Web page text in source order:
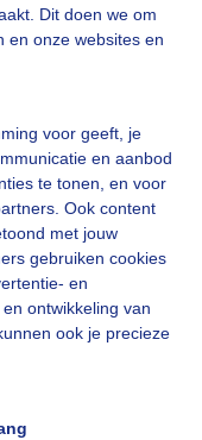
Dit doen we om
en onze websites en
voor geeft, je
en aanbod
te tonen, en voor
Ook content
met jouw
gebruiken cookies
en
ontwikkeling van
ook je precieze